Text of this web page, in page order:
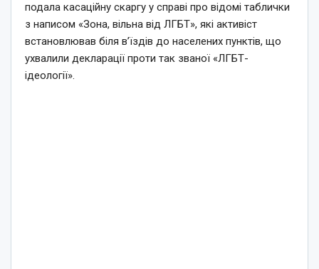
подала касаційну скаргу у справі про відомі таблички
з написом «Зона, вільна від ЛГБТ», які активіст
встановлював біля в’їздів до населених пунктів, що
ухвалили декларації проти так званої «ЛГБТ-
ідеології».